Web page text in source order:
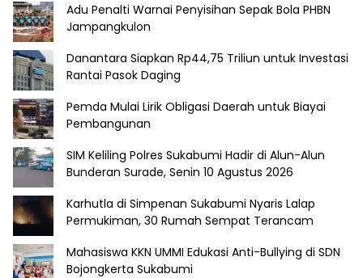
Adu Penalti Warnai Penyisihan Sepak Bola PHBN
Jampangkulon
Danantara Siapkan Rp44,75 Triliun untuk Investasi
Rantai Pasok Daging
Pemda Mulai Lirik Obligasi Daerah untuk Biayai
Pembangunan
SIM Keliling Polres Sukabumi Hadir di Alun-Alun
Bunderan Surade, Senin 10 Agustus 2026
Karhutla di Simpenan Sukabumi Nyaris Lalap
Permukiman, 30 Rumah Sempat Terancam
Mahasiswa KKN UMMI Edukasi Anti-Bullying di SDN
Bojongkerta Sukabumi